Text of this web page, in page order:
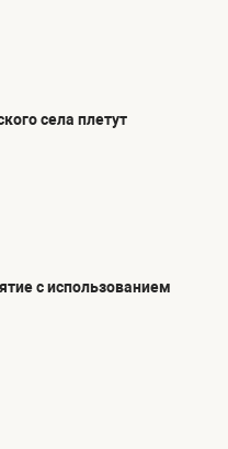
села плетут
с использованием